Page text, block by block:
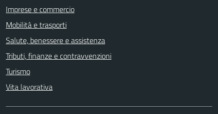
Imprese e commercio
Mobilità e trasporti
Salute, benessere e assistenza
Tributi, finanze e contravvenzioni
Turismo
Vita lavorativa